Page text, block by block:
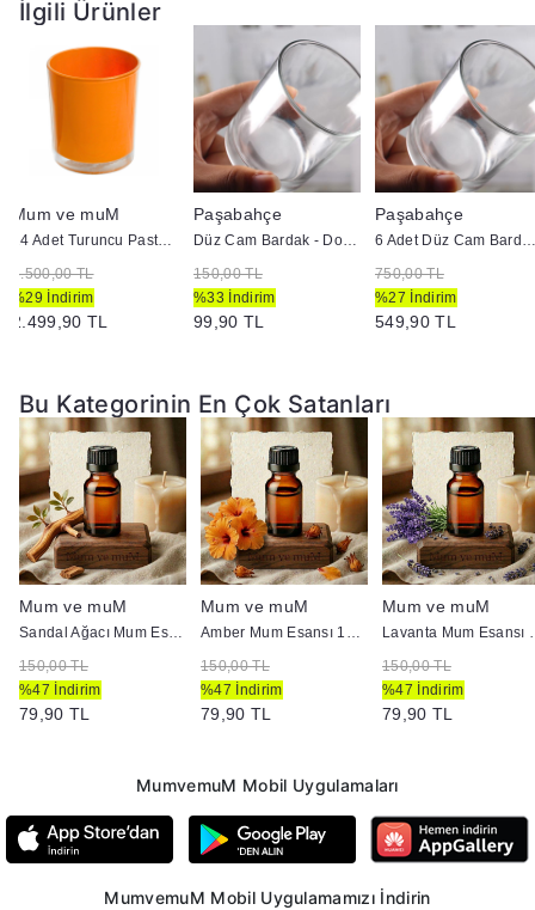
Bu esans, el yapımı mumlarınızda tatlı ve ferahlatıcı bir
koku elde etmek için mükemmel bir seçenektir.
İlgili Ürünler
Mum ve muM
24 Adet Turuncu Pastel Renk Cam Mumluk - İç Boyama - Doluma Uygun 403
3.500,00 TL
%29 İndirim
2.499,90 TL
Paşabahçe
Düz Cam Bardak - Doluma Uygun
150,00 TL
%33 İndirim
99,90 TL
Paşabahçe
6 Adet Düz Cam Bardak -
750,00 TL
%27 İndirim
549,90 TL
Bu Kategorinin En Çok Satanları
Mum ve muM
Sandal Ağacı Mum Esansı 10 cc
150,00 TL
%47 İndirim
79,90 TL
Mum ve muM
Amber Mum Esansı 10 cc
150,00 TL
%47 İndirim
79,90 TL
Mum ve muM
150,00 TL
%47 İndirim
79,90 TL
MumvemuM Mobil Uygulamaları
MumvemuM Mobil Uygulamamızı İndirin